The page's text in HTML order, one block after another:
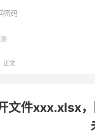
密码
正文
文件xxx.xlsx